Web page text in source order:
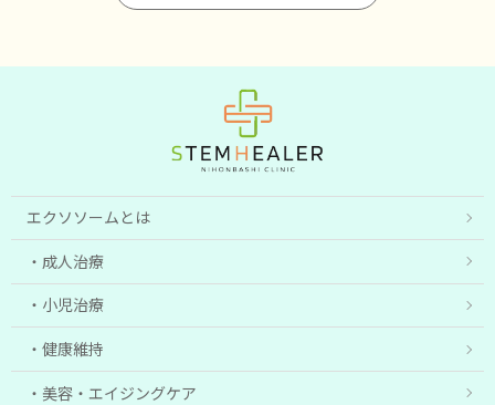
エクソソームとは
成人治療
小児治療
健康維持
美容・エイジングケア